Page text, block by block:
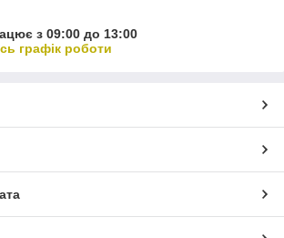
з 09:00 до 13:00
графік роботи